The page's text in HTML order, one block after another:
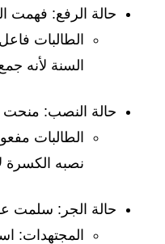
حالة الرفع: فهمت
الطالبات
السنة لأنه
حالة النصب: منحت
الطالبات
نصبه الكسرة
حالة الجر: سلمت
المجتهدات: